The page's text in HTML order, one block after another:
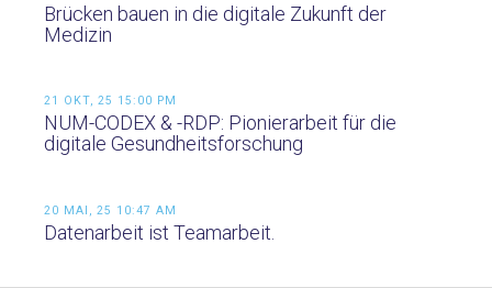
Brücken bauen in die digitale Zukunft der
Medizin
21 OKT, 25 15:00 PM
NUM-CODEX & -RDP: Pionierarbeit für die
digitale Gesundheitsforschung
20 MAI, 25 10:47 AM
Datenarbeit ist Teamarbeit.